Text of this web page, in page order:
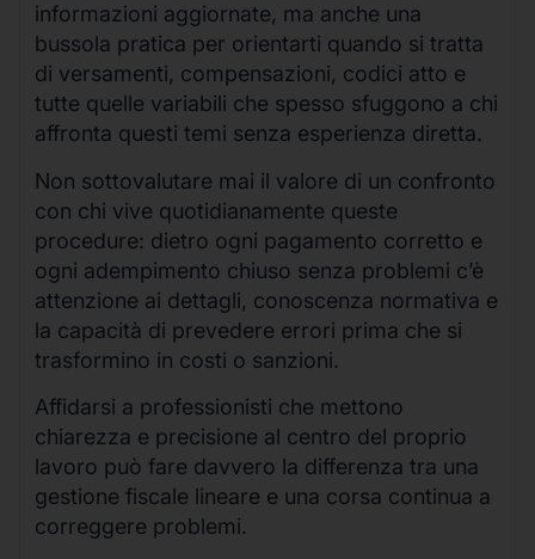
informazioni aggiornate, ma anche una
bussola pratica per orientarti quando si tratta
di versamenti, compensazioni, codici atto e
tutte quelle variabili che spesso sfuggono a chi
affronta questi temi senza esperienza diretta.
Non sottovalutare mai il valore di un confronto
con chi vive quotidianamente queste
procedure: dietro ogni pagamento corretto e
ogni adempimento chiuso senza problemi c’è
attenzione ai dettagli, conoscenza normativa e
la capacità di prevedere errori prima che si
trasformino in costi o sanzioni.
Affidarsi a professionisti che mettono
chiarezza e precisione al centro del proprio
lavoro può fare davvero la differenza tra una
gestione fiscale lineare e una corsa continua a
correggere problemi.